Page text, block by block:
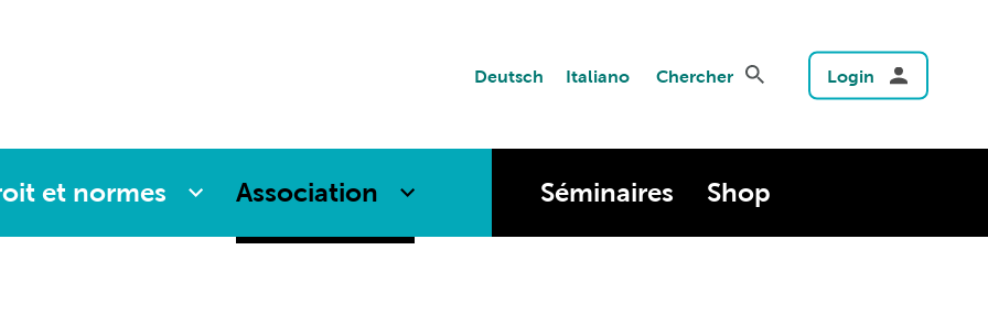
Deutsch Italiano Chercher Login
et normes Association Séminaires Shop